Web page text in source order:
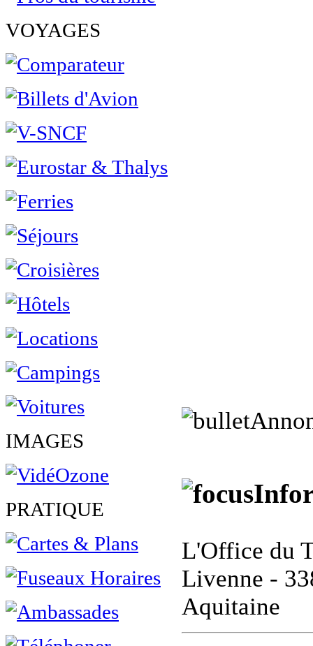
VOYAGES
IMAGES
PRATIQUE
L'Office du
Livenne -
Aquitaine